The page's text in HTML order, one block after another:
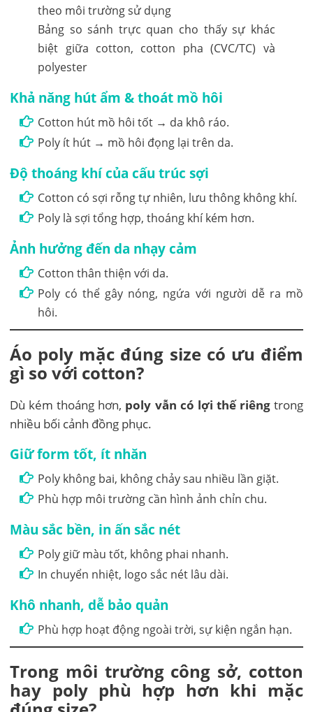
Bảng so sánh trực quan cho thấy sự khác
biệt giữa cotton, cotton pha (CVC/TC) và
polyester
Khả năng hút ẩm & thoát mồ hôi
Cotton hút mồ hôi tốt → da khô ráo.
Poly ít hút → mồ hôi đọng lại trên da.
Độ thoáng khí của cấu trúc sợi
Cotton có sợi rỗng tự nhiên, lưu thông không khí.
Poly là sợi tổng hợp, thoáng khí kém hơn.
Ảnh hưởng đến da nhạy cảm
Cotton thân thiện với da.
Poly có thể gây nóng, ngứa với người dễ ra mồ
hôi.
Áo poly mặc đúng size có ưu điểm
gì so với cotton?
Dù kém thoáng hơn, poly vẫn có lợi thế riêngtrong
nhiều bối cảnh đồng phục.
Giữ form tốt, ít nhăn
Poly không bai, không chảy sau nhiều lần giặt.
Phù hợp môi trường cần hình ảnh chỉn chu.
Màu sắc bền, in ấn sắc nét
Poly giữ màu tốt, không phai nhanh.
In chuyển nhiệt, logo sắc nét lâu dài.
Khô nhanh, dễ bảo quản
Phù hợp hoạt động ngoài trời, sự kiện ngắn hạn.
Trong môi trường công sở, cotton
hay poly phù hợp hơn khi mặc